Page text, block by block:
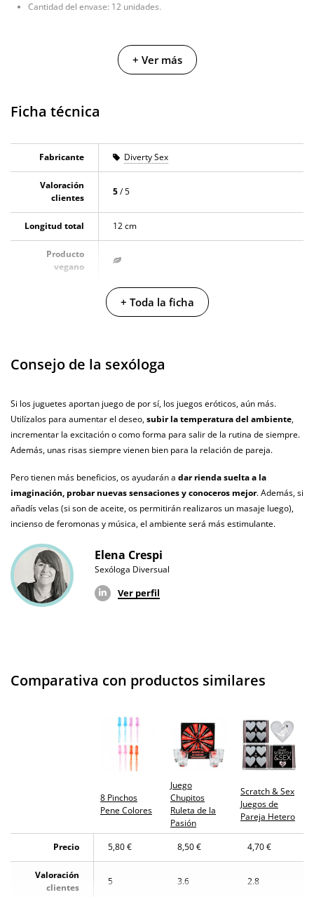
Cantidad del envase: 12 unidades.
+ Ver más
Ficha técnica
Fabricante Diverty Sex
Valoración
clientes
5/ 5
Longitud total 12 cm
Producto
vegano
Garantías 3 años de garantía
original
¿Cuándo lo
recibo?
El martes 11 de agosto (fecha estimada)
+ Toda la ficha
Consejo de la sexóloga
Si los juguetes aportan juego de por sí, los juegos eróticos, aún más.
Utilízalos para aumentar el deseo,subir la temperatura del ambiente,
incrementar la excitación o como forma para salir de la rutina de siempre.
Además, unas risas siempre vienen bien para la relación de pareja.
Pero tienen más beneficios, os ayudarán a dar rienda suelta a la
imaginación, probar nuevas sensaciones y conoceros mejor. Además, si
añadís velas (si son de aceite, os permitirán realizaros un masaje luego),
incienso de feromonas y música, el ambiente será más estimulante.
Elena Crespi
Sexóloga Diversual
Ver perfil
Comparativa con productos similares
8 Pinchos
Pene Colores
Juego
Chupitos
Ruleta de la
Pasión
Scratch & Sex
Juegos de
Pareja Hetero
Precio 5,80 € 8,50 € 4,70 €
Valoración
clientes
5 3.6 2.8